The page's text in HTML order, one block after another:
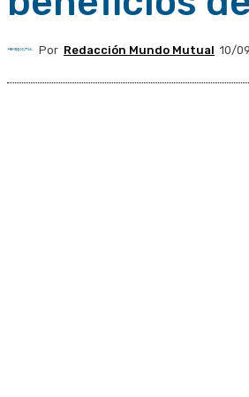
Por Redacción Mundo Mutual 10/